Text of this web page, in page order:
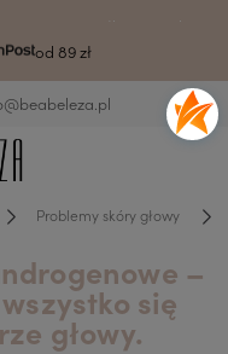
czas wysyłki może ulec
od 89 zł
Problemy skóry głowy
–
się
głowy.